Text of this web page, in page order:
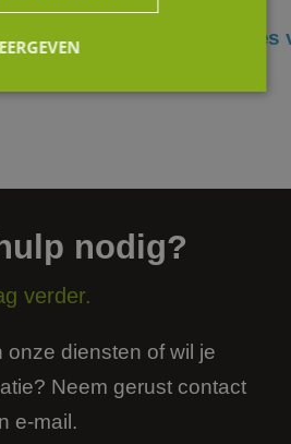
nodig?
verder.
onze diensten of wil je
Neem gerust contact
e-mail.
en accountbeheer. De
worden gebruikt zonder de
LinkedIn
Corporation
.linkedin.com
5 maanden 4